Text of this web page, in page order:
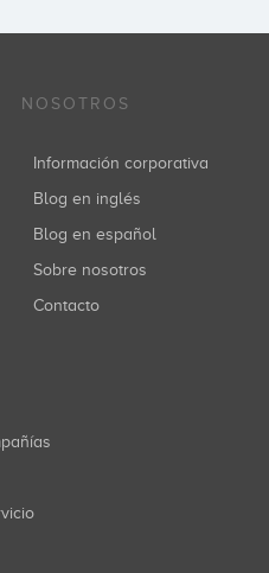
NOSOTROS
Información corporativa
Blog en inglés
Blog en español
Sobre nosotros
Contacto